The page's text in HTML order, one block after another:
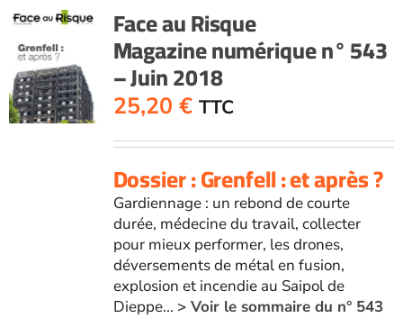
Face au Risque
Magazine numérique n° 543
– Juin 2018
25,20 € TTC
Dossier : Grenfell : et après ?
Gardiennage : un rebond de courte
durée, médecine du travail, collecter
pour mieux performer, les drones,
déversements de métal en fusion,
explosion et incendie au Saipol de
Dieppe... > Voir le sommaire du n° 543